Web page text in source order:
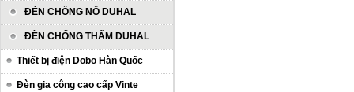
ĐÈN CHỐNG NỔ DUHAL
ĐÈN CHỐNG THẤM DUHAL
Thiết bị điện Dobo Hàn Quốc
Đèn gia công cao cấp Vinte